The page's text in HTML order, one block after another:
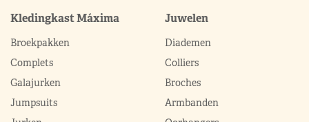
Kledingkast Máxima
Broekpakken
Complets
Galajurken
Jumpsuits
Juwelen
Diademen
Colliers
Broches
Armbanden